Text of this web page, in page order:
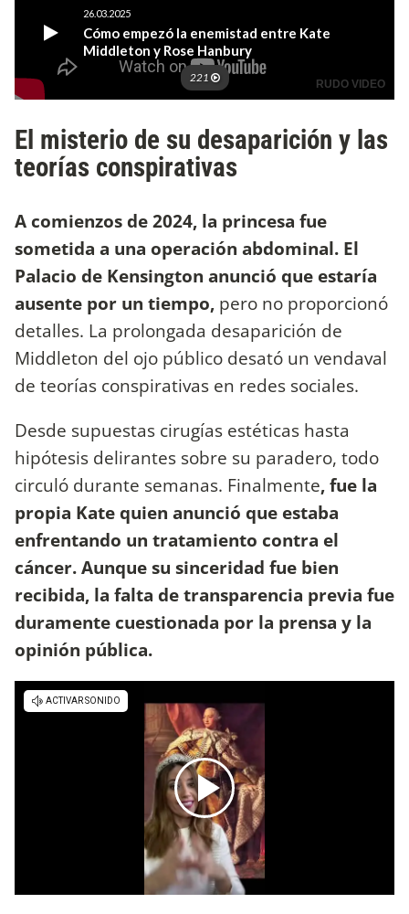
El misterio de su desaparición y las
teorías conspirativas
A comienzos de 2024, la princesa fue
sometida a una operación abdominal. El
Palacio de Kensington anunció que estaría
ausente por un tiempo, pero no proporcionó
detalles. La prolongada desaparición de
Middleton del ojo público desató un vendaval
de teorías conspirativas en redes sociales.
Desde supuestas cirugías estéticas hasta
hipótesis delirantes sobre su paradero, todo
circuló durante semanas. Finalmente, fue la
propia Kate quien anunció que estaba
enfrentando un tratamiento contra el
cáncer. Aunque su sinceridad fue bien
recibida, la falta de transparencia previa fue
duramente cuestionada por la prensa y la
opinión pública.